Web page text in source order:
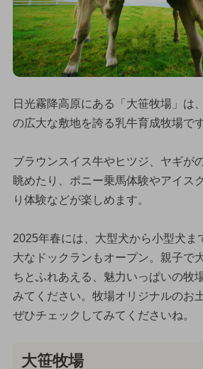
日光霧降高原にある「大笹牧場」は
の広大な敷地を誇る乳牛育成牧場です
ブラウンスイス牛やヒツジ、ヤギが
眺めたり、ポニー乗馬体験やアイス
り体験などが楽しめます。
2025年春には、大型犬から小型犬ま
大なドックランもオープン。親子で
ちとふれあえる、魅力いっぱいの牧
みてください。牧場オリジナルのお
ぜひチェックしてみてくださいね。
大笹牧場